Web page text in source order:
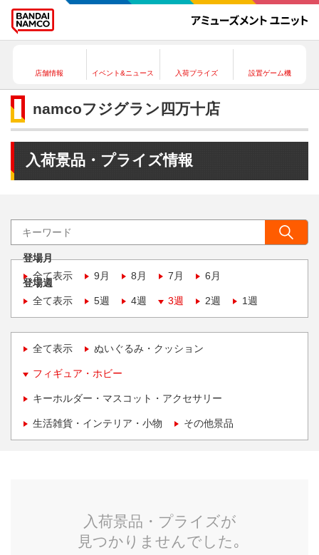
店舗情報 イベント&ニュース 入荷プライズ 設置ゲーム機
namcoフジグラン四万十店
入荷景品・プライズ情報
登場月
全て表示
9月 8月 7月 6月
登場週
全て表示
5週 4週 3週 2週 1週
全て表示 ぬいぐるみ・クッション
フィギュア・ホビー
キーホルダー・マスコット・アクセサリー
生活雑貨・インテリア・小物 その他景品